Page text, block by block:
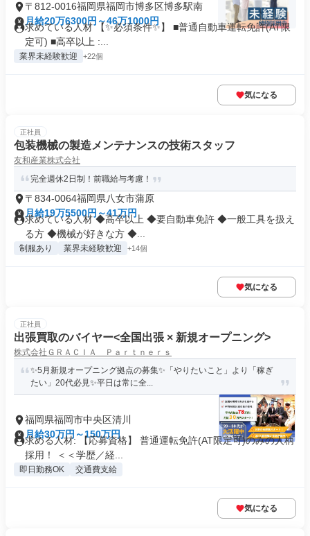
〒812-0016福岡県福岡市博多区博多駅南
月給20万6300円～46万1000円
求めている人材 【✨必須条件✨】 ■普通自動車運転免許(AT限
定可) ■高卒以上 :...
業界未経験歓迎 +22個
気になる
正社員
包装機械の製造メンテナンスの技術スタッフ
友和産業株式会社
完全週休2日制！前職給与考慮！
〒834-0064福岡県八女市蒲原
月給19万5500円～41万円
求めている人材 ◆高卒以上 ◆要自動車免許 ◆一般工具を扱え
る方 ◆機械が好きな方 ◆...
制服あり 業界未経験歓迎 +14個
気になる
正社員
出張買取のバイヤー<全国出張 × 新規オープニング>
株式会社ＧＲＡＣＩＡ Ｐａｒｔｎｅｒｓ
✨5月新規オープニング拠点の募集✨「やりたいこと」より「稼ぎ
たい」20代必見✨平日は常に全...
福岡県福岡市中央区清川
月給30万円～150万円
求める人材: 【応募資格】 普通運転免許(AT限定可)のみの人柄
採用！ ＜＜学歴／経...
即日勤務OK 交通費支給
気になる